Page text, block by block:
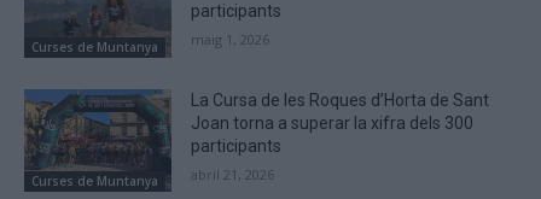
Curses de Muntanya
participants
maig 1, 2026
Curses de Muntanya
La Cursa de les Roques d’Horta de Sant
Joan torna a superar la xifra dels 300
participants
abril 21, 2026